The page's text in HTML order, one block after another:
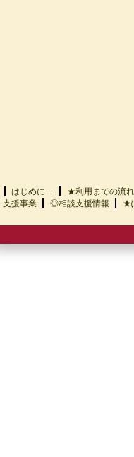
はじめに… ★利用までの流れ
支援事業
◎相談支援情報 ★